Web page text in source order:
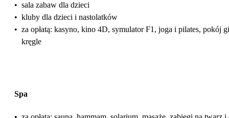
• sala zabaw dla dzieci
• kluby dla dzieci i nastolatków
• za opłatą: kasyno, kino 4D, symulator F1, joga i pilates, pokój
kręgle
Spa